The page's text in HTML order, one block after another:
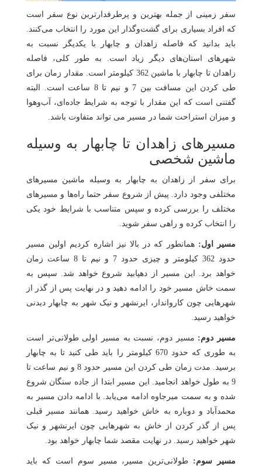
سفر زمینی از جمله بهترین و پرطرفدارترین نوع سفر است
که افراد بسیاری برای گشت‌وگذار این مورد را انتخاب می‌کنند.
باید بدانید که فاصله زاهدان و چابهار با یکدیگر نسبت به
شهرهای استان‌های دیگر زیاد است. به طور کلی، فاصله
زاهدان تا چابهار با ماشین 362 کیلومتر است. مقدار زمان برای
طی کردن این مسافت بین 7 و نیم تا 8 ساعت است. البته
گفتنی است که این مقدار با توجه به شرایط جاده‌ای، آب‌وهوا
و میزان استراحت شما در مسیر می تواند متفاوت باشد.
مسیرهای زاهدان تا چابهار به وسیله
ماشین شخصی
برای سفر از زاهدان به چابهار به وسیله ماشین مسیرهای
مختلفی وجود دارد. پیش از شروع سفر حتما راه‌ها و مسیرهای
مختلف را بررسی کرده و سپس متناسب با شرایط خود یکی
را انتخاب کرده و راهی سفر شوید.
مسیر اول: همانطور که در بالا نیز اشاره کردیم اولین مسیر
حدود 362 کیلومتر و چیزی حدود 7 و نیم تا 8 ساعت زمان
خواهد برد. این مسیر از دهپابید شروع خواهد شد. سپس به
سمت خاش مسیر خود را ادامه دهید و در نهایت پس از گذر از
شهرهایی چون کارواندار، ایرنشهر و نیک شهر به چابهار دیدنی
خواهید رسید.
مسیر دوم: مسیر دوم، نسبت به مسیر اولی طولانی‌تر است
به طوری که حدود 670 کیلومتر را باید طی کنید تا به چابهار
برسید. مدت زمان طی کردن این مسیر حدود 8 و نیم ساعت تا
9 به طول خواهد انجامید. این مسیر ابتدا از جاده سنگان شروع
شده و به سمت میرجاوه ادامه می‌یابد. با ادامه دادن مسیر به
محمدآباد و دوباره به خاش خواهید رسید. همانند مسیر قبلی
پس از گذر کردن از خاش به شهرهایی چون ایرنشهر و نیک
شهر خواهید رسید. در نهایت مقصد شما چابهار خواهد بود.
مسیر سوم: طولانی‌ترین مسیر، مسیر سوم است که باید